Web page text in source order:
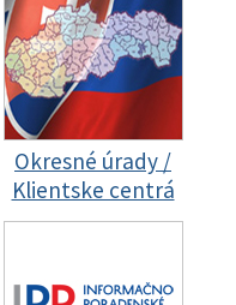
Okresné úrady /
Klientske centrá